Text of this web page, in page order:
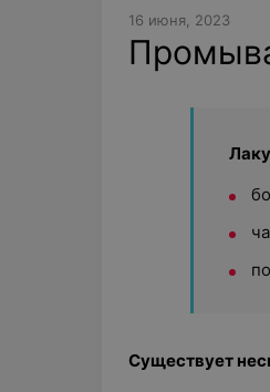
16 июня, 2023
Существует